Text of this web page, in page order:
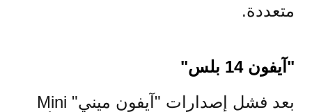
متعددة.
"آيفون 14 بلس"
بعد فشل إصدارات "آيفون ميني" Mini